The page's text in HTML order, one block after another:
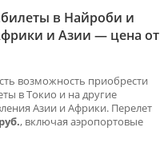
в Найроби и
и Азии — цена от
возможность приобрести
в Токио и на другие
Азии и Африки. Перелет
, включая аэропортовые